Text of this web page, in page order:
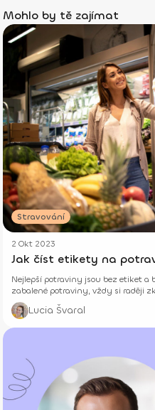
Mohlo by tě zajímat
Stravování
2 Okt 2023
Jak číst etikety na
Nejlepší potraviny jsou bez etiket
zabalené potraviny, vždy si raději
tomto článku ti dáme skvělé tipy,
Lucia Švaral